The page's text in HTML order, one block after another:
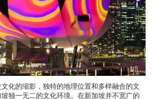
化的缩影，独特的地理位置和多样融合的文
独一无二的文化环境。在新加坡并不宽广的